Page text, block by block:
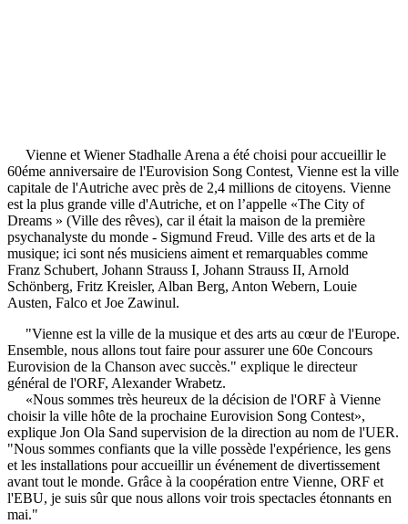
Vienne et Wiener Stadhalle Arena a été choisi pour accueillir le
60éme anniversaire de l'Eurovision Song Contest, Vienne est la ville
capitale de l'Autriche avec près de 2,4 millions de citoyens. Vienne
est la plus grande ville d'Autriche, et on l’appelle «The City of
Dreams » (Ville des rêves), car il était la maison de la première
psychanalyste du monde - Sigmund Freud. Ville des arts et de la
musique; ici sont nés musiciens aiment et remarquables comme
Franz Schubert, Johann Strauss I, Johann Strauss II, Arnold
Schönberg, Fritz Kreisler, Alban Berg, Anton Webern, Louie
Austen, Falco et Joe Zawinul.
"Vienne est la ville de la musique et des arts au cœur de l'Europe.
Ensemble, nous allons tout faire pour assurer une 60e Concours
Eurovision de la Chanson avec succès." explique le directeur
général de l'ORF, Alexander Wrabetz.
«Nous sommes très heureux de la décision de l'ORF à Vienne
choisir la ville hôte de la prochaine Eurovision Song Contest»,
explique Jon Ola Sand supervision de la direction au nom de l'UER.
"Nous sommes confiants que la ville possède l'expérience, les gens
et les installations pour accueillir un événement de divertissement
avant tout le monde. Grâce à la coopération entre Vienne, ORF et
l'EBU, je suis sûr que nous allons voir trois spectacles étonnants en
mai."